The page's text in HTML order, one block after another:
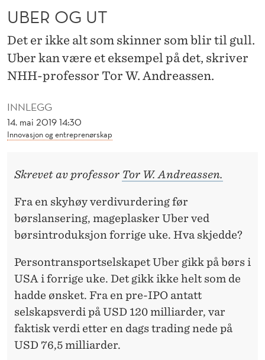
INNLEGG
14. mai 2019 14:30
Innovasjon og entreprenørskap
UBER OG UT
Det er ikke alt som skinner som blir til gull.
Uber kan være et eksempel på det, skriver
NHH-professor Tor W. Andreassen.
Skrevet av professor Tor W. Andreassen.
Fra en skyhøy verdivurdering før
børslansering, mageplasker Uber ved
børsintroduksjon forrige uke. Hva skjedde?
Persontransportselskapet Uber gikk på børs i
USA i forrige uke. Det gikk ikke helt som de
hadde ønsket. Fra en pre-IPO antatt
selskapsverdi på USD 120 milliarder, var
faktisk verdi etter en dags trading nede på
USD 76,5 milliarder.